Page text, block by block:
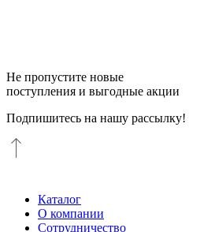
Не пропустите новые
поступления и выгодные акции
Подпишитесь на нашу рассылку!
Каталог
О компании
Сотрудничество